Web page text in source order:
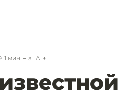
1 мин. a A